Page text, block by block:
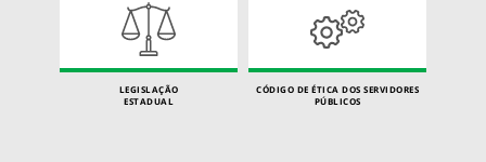
LEGISLAÇÃO
ESTADUAL
CÓDIGO DE ÉTICA DOS SERVIDORES
PÚBLICOS